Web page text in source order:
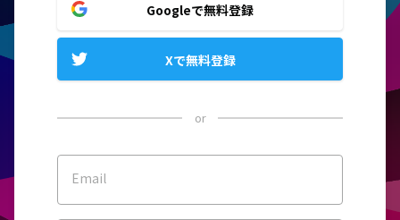
Googleで無料登録
Xで無料登録
or
Email